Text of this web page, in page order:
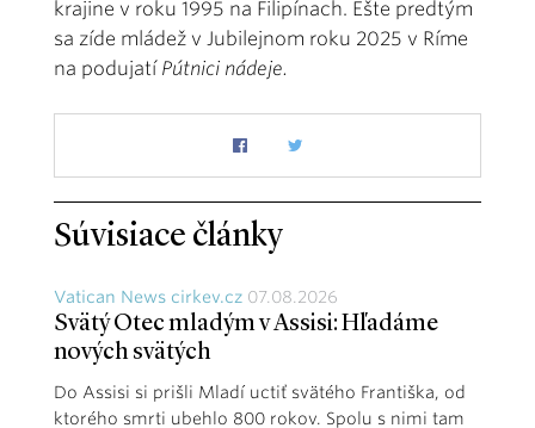
krajine v roku 1995 na Filipínach. Ešte predtým
sa zíde mládež v Jubilejnom roku 2025 v Ríme
na podujatíPútnici nádeje.
Súvisiace články
Vatican News cirkev.cz 07.08.2026
Svätý Otec mladým v Assisi: Hľadáme
nových svätých
Do Assisi si prišli Mladí uctiť svätého Františka, od
ktorého smrti ubehlo 800 rokov. Spolu s nimi tam